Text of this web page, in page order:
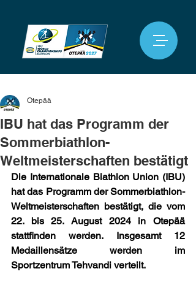
IBU hat das Programm der
Sommerbiathlon-
Weltmeisterschaften bestätigt
Otepää
Die Internationale Biathlon Union (IBU)
hat das Programm der Sommerbiathlon-
Weltmeisterschaften bestätigt, die vom
22. bis 25. August 2024 in Otepää
stattfinden werden. Insgesamt 12
Medaillensätze werden im
Sportzentrum Tehvandi verteilt.